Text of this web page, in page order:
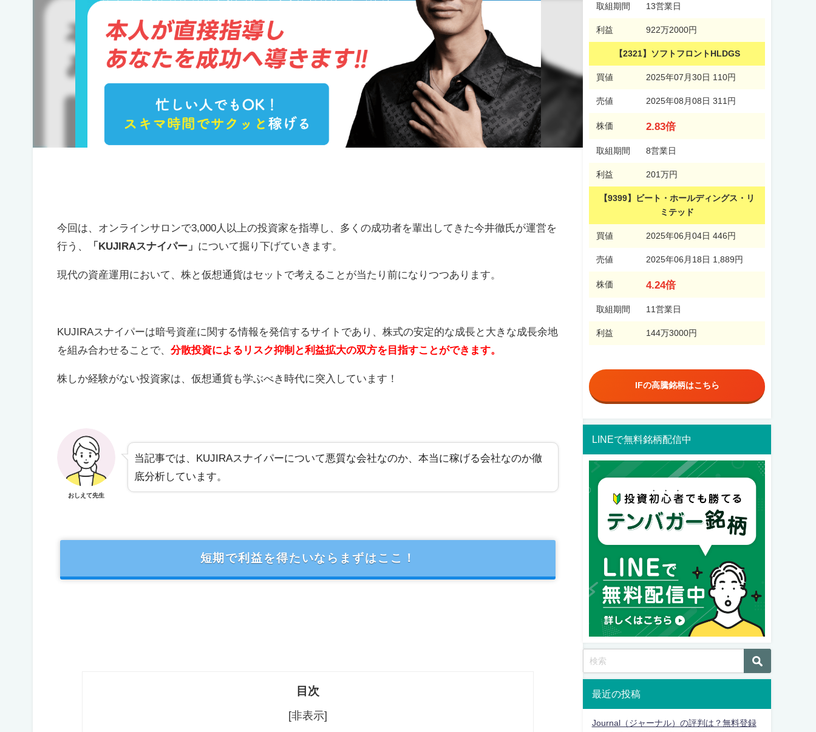
今回は、オンラインサロンで3,000人以上の投資家を指導し、多くの成功者を輩出してきた今井徹氏が運営を
行う、
「KUJIRAスナイパー」 について掘り下げていきます。
現代の資産運用において、株と仮想通貨はセットで考えることが当たり前になりつつあります。
KUJIRAスナイパーは暗号資産に関する情報を発信するサイトであり、株式の安定的な成長と大きな成長余地
を組み合わせることで、 分散投資によるリスク抑制と利益拡大の双方を目指すことができます。
株しか経験がない投資家は、仮想通貨も学ぶべき時代に突入しています！
おしえて先生
当記事では、KUJIRAスナイパーについて悪質な会社なのか、本当に稼げる会社なのか徹
底分析しています。
短期で利益を得たいならまずはここ！
目次
[非表示]
取組期間 13営業日
利益 922万2000円
【2321】ソフトフロントHLDGS
買値 2025年07月30日 110円
売値 2025年08月08日 311円
株価 2.83倍
取組期間 8営業日
利益 201万円
【9399】ビート・ホールディングス・リ
ミテッド
買値 2025年06月04日 446円
売値 2025年06月18日 1,889円
株価 4.24倍
取組期間 11営業日
利益 144万3000円
IFの高騰銘柄はこちら
LINEで無料銘柄配信中
最近の投稿
Journal（ジャーナル）の評判は？無料登録